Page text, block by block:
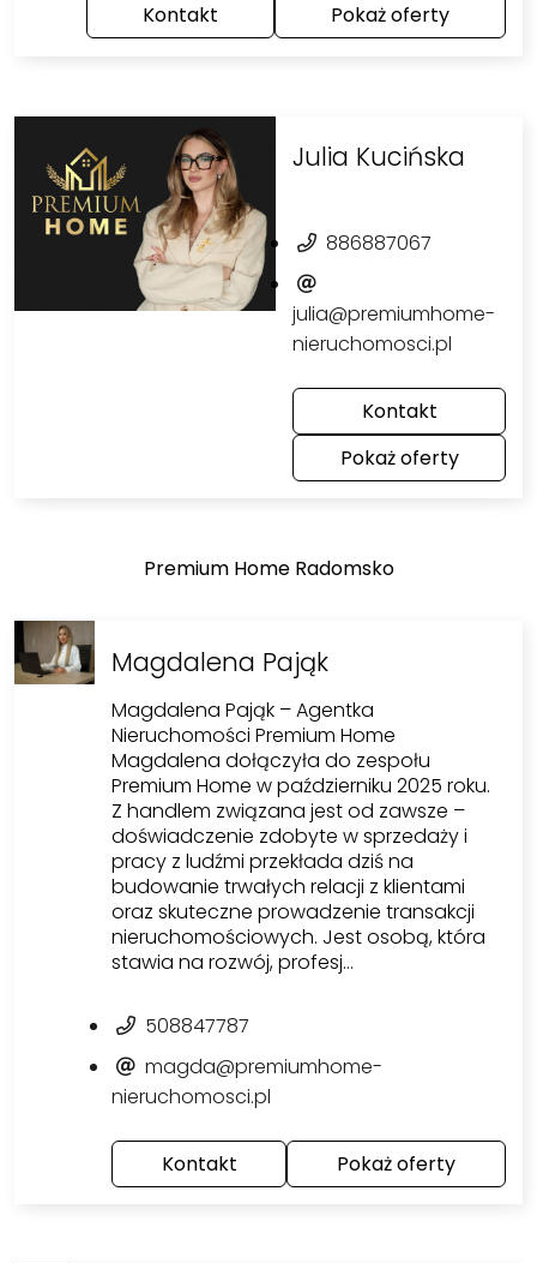
Kontakt Pokaż oferty
Julia Kucińska
886887067
julia@premiumhome-
nieruchomosci.pl
Kontakt
Pokaż oferty
Premium Home Radomsko
Magdalena Pająk
Magdalena Pająk – Agentka
Nieruchomości Premium Home
Magdalena dołączyła do zespołu
Premium Home w październiku 2025 roku.
Z handlem związana jest od zawsze –
doświadczenie zdobyte w sprzedaży i
pracy z ludźmi przekłada dziś na
budowanie trwałych relacji z klientami
oraz skuteczne prowadzenie transakcji
nieruchomościowych. Jest osobą, która
stawia na rozwój, profesj…
508847787
magda@premiumhome-
nieruchomosci.pl
Kontakt Pokaż oferty